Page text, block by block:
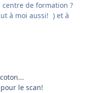
centre de formation ?
à moi aussi! ) et à
le scan!